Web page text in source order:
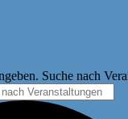
Suche nach